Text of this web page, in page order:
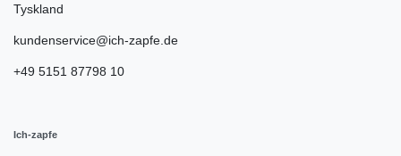
Tyskland
kundenservice@ich-zapfe.de
+49 5151 87798 10
Ich-zapfe